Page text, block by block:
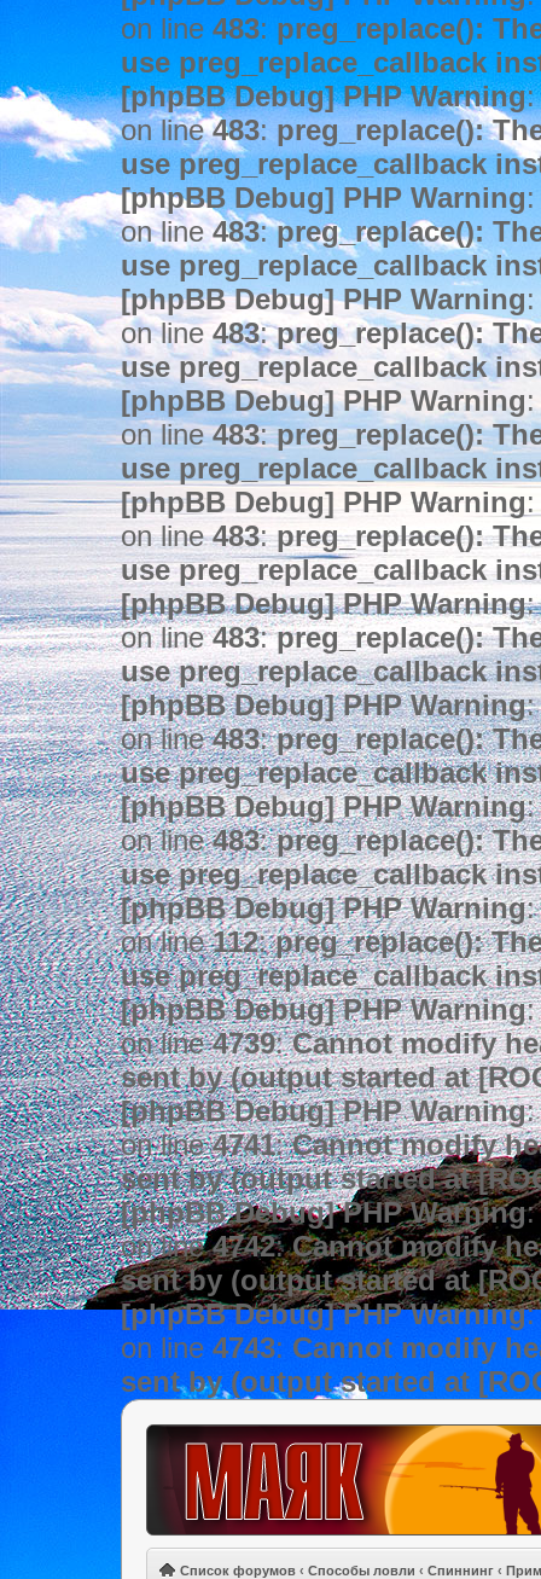
on line 483: preg_replace():
use preg_replace_callback
[phpBB Debug] PHP Warning:
on line483: preg_replace():
use preg_replace_callback
[phpBB Debug] PHP Warning
on line483:preg_replace():
use preg_replace_callback
[phpBB Debug] PHP Warning
on line483:preg_replace():
use preg_replace_callback
[phpBB Debug] PHP Warning
on line483:preg_replace():
use preg_replace_callback
[phpBB Debug] PHP Warning
on line483:preg_replace():
use preg_replace_callback
[phpBB Debug] PHP Warning:
on line483:preg_replace():
use preg_replace_callback
[phpBB Debug] PHP Warning:
on line483:preg_replace():
use preg_replace_callback
[phpBB Debug] PHP Warning:
on line483:preg_replace():
use preg_replace_callback
[phpBB Debug] PHP Warning:
on line112:preg_replace():
use preg_replace_callback
[phpBB Debug] PHP Warning:
on line4739:Cannot modify
sent by (output started at
[phpBB Debug] PHP Warning:
on line4741:Cannot modify
sent by (output started at
[phpBB Debug] PHP Warning
on line4742:Cannot modify
sent by (output started at
[phpBB Debug] PHP Warning:
on line 4743: Cannot modify
sent by (output started at
Список форумов ‹ Способы ловли ‹ Спиннинг ‹